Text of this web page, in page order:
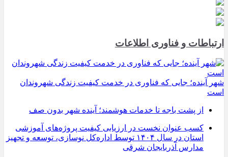
ارتباطات و فناوری اطلاعات
شهر آینده؛ جایی که فناوری در خدمت کیفیت زندگی شهروندان
است
از پشت باجه تا خدمات هوشمند؛ آینده شهر بدون صف
کسب عنوان نخست در ارزیابی کیفیت پروژه‌های آموزشی
استان در سال ۱۴۰۴ توسط اداره‌کل نوسازی، توسعه و تجهیز
مدارس آذربایجان شرقی